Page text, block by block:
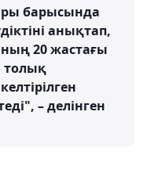
барысында
анықтап,
20 жастағы
толық
– делінген